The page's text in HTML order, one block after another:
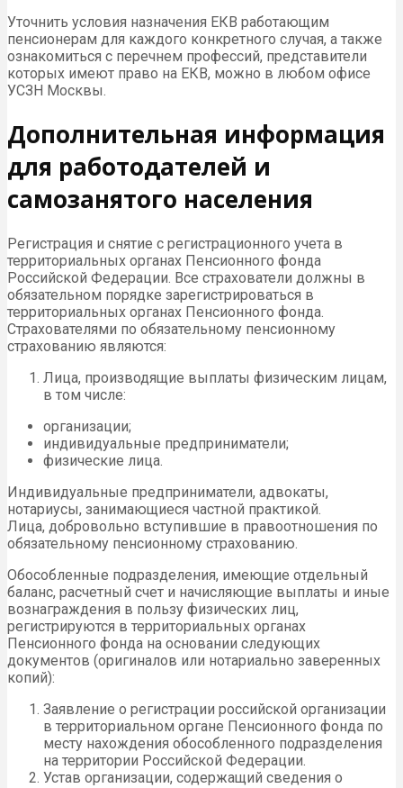
Уточнить условия назначения ЕКВ работающим
пенсионерам для каждого конкретного случая, а также
ознакомиться с перечнем профессий, представители
которых имеют право на ЕКВ, можно в любом офисе
УСЗН Москвы.
Дополнительная информация
для работодателей и
самозанятого населения
Регистрация и снятие с регистрационного учета в
территориальных органах Пенсионного фонда
Российской Федерации. Все страхователи должны в
обязательном порядке зарегистрироваться в
территориальных органах Пенсионного фонда.
Страхователями по обязательному пенсионному
страхованию являются:
Лица, производящие выплаты физическим лицам,
в том числе:
организации;
индивидуальные предприниматели;
физические лица.
Индивидуальные предприниматели, адвокаты,
нотариусы, занимающиеся частной практикой.
Лица, добровольно вступившие в правоотношения по
обязательному пенсионному страхованию.
Обособленные подразделения, имеющие отдельный
баланс, расчетный счет и начисляющие выплаты и иные
вознаграждения в пользу физических лиц,
регистрируются в территориальных органах
Пенсионного фонда на основании следующих
документов (оригиналов или нотариально заверенных
копий):
Заявление о регистрации российской организации
в территориальном органе Пенсионного фонда по
месту нахождения обособленного подразделения
на территории Российской Федерации.
Устав организации, содержащий сведения о